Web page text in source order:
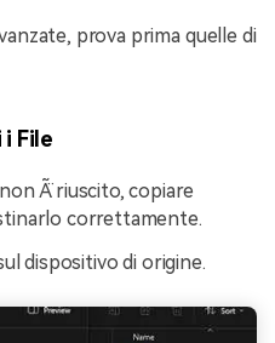
prova prima quelle di
File
Ã¨ riuscito, copiare
correttamente.
dispositivo di origine.